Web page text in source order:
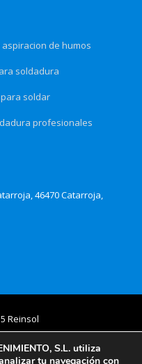
de humos
soldadura
soldar
profesionales
46470 Catarroja,
Reinsol
S.L. utiliza
tu navegación con